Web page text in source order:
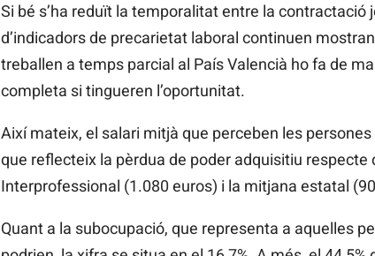
Si bé s’ha reduït la temporalitat entre la
d’indicadors de precarietat laboral continuen
treballen a temps parcial al País Valencià ho fa de
completa si tingueren l’oportunitat.
Així mateix, el salari mitjà que perceben les
que reflecteix la pèrdua de poder adquisitiu respecte
Interprofessional (1.080 euros) i la mitjana estatal
Quant a la subocupació, que representa a aquelles